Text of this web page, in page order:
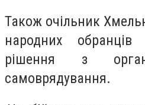
Також очільник
народних обранців
рішення з
самоврядування.